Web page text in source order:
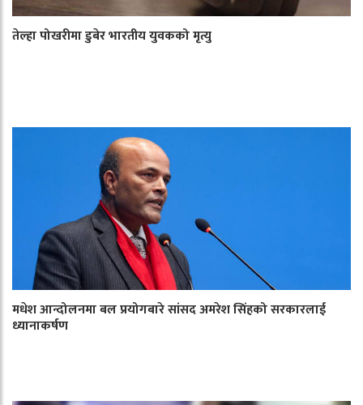
तेल्हा पोखरीमा डुबेर भारतीय युवकको मृत्यु
मधेश आन्दोलनमा बल प्रयोगबारे सांसद अमरेश सिंहको सरकारलाई
ध्यानाकर्षण